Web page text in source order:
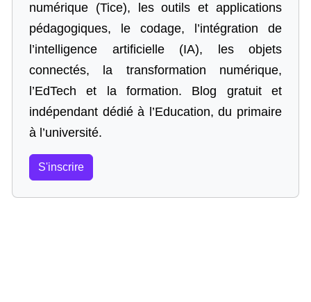
numérique (Tice), les outils et applications
pédagogiques, le codage,
l’intégration de
l’intelligence artificielle (IA), les objets
connectés, la transformation numérique,
l’EdTech et la formation. Blog gratuit et
indépendant dédié à l’Education, du primaire
à l’université.
S'inscrire